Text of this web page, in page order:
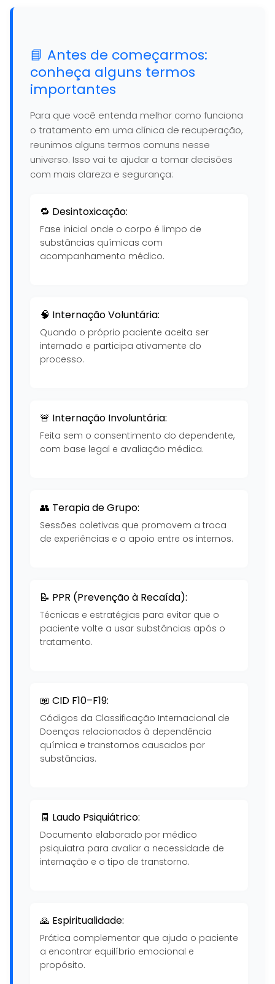
📘 Antes de começarmos:
conheça alguns termos
importantes
Para que você entenda melhor como funciona
o tratamento em uma clínica de recuperação,
reunimos alguns termos comuns nesse
universo. Isso vai te ajudar a tomar decisões
com mais clareza e segurança:
🔁 Desintoxicação:
Fase inicial onde o corpo é limpo de
substâncias químicas com
acompanhamento médico.
🧠 Internação Voluntária:
Quando o próprio paciente aceita ser
internado e participa ativamente do
processo.
🚨 Internação Involuntária:
Feita sem o consentimento do dependente,
com base legal e avaliação médica.
👥 Terapia de Grupo:
Sessões coletivas que promovem a troca
de experiências e o apoio entre os internos.
📝 PPR (Prevenção à Recaída):
Técnicas e estratégias para evitar que o
paciente volte a usar substâncias após o
tratamento.
📖 CID F10–F19:
Códigos da Classificação Internacional de
Doenças relacionados à dependência
química e transtornos causados por
substâncias.
🧾 Laudo Psiquiátrico:
Documento elaborado por médico
psiquiatra para avaliar a necessidade de
internação e o tipo de transtorno.
🙏 Espiritualidade:
Prática complementar que ajuda o paciente
a encontrar equilíbrio emocional e
propósito.